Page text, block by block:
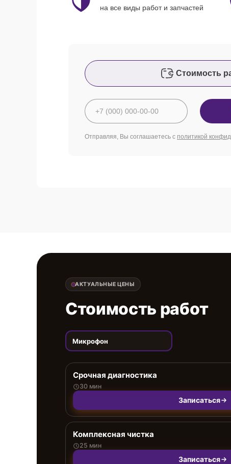
на все виды работ и запчастей
Стоимость
Отправляя, Вы соглашаетесь с политикой
АКТУАЛЬНЫЕ ЦЕНЫ
Стоимость работ
Микрофон
Срочная диагностика
30 мин
Записаться
Комплексная чистка
25 мин
Записаться